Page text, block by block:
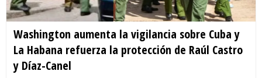
Washington aumenta la vigilancia sobre Cuba y
La Habana refuerza la protección de Raúl Castro
y Díaz-Canel